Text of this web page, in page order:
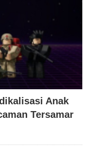
Anak
Tersamar